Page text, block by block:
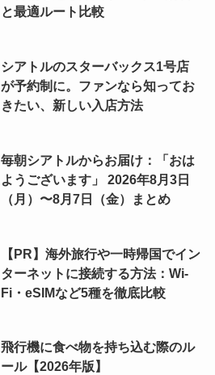
と最適ルート比較
シアトルのスターバックス1号店
が予約制に。ファンなら知ってお
きたい、新しい入店方法
毎朝シアトルからお届け：「おは
ようございます」 2026年8月3日
（月）〜8月7日（金）まとめ
【PR】海外旅行や一時帰国でイン
ターネットに接続する方法：Wi-
Fi・eSIMなど5種を徹底比較
飛行機に食べ物を持ち込む際のル
ール【2026年版】